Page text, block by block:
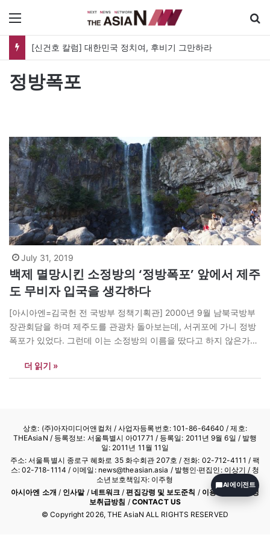
[신건호 칼럼] 대한민국 정치여, 후비기 그만하라
정방폭포
July 31, 2019
백제 멸망시킨 소정방의 ‘정방폭포’ 앞에서 제주
도 무비자 입국을 생각하다
[아시아엔=김국헌 전 국방부 정책기획관] 2000년 9월 남북국방부
장관회담을 하며 제주도를 관광차 돌아보는데, 서귀포에 가니 정방
폭포가 있었다. 그런데 이는 소정방의 이름을 땄다고 하지 않은가?
소정방이 부여에 평제탑을 세웠는데 제주도까지 눈독을 들였다니
모골毛骨이 송연悚然하다. 여름에 태풍이 오면 제주도 앞바다에서
더 읽기 »
상호: (주)아자미디어앤컬처 /사업자등록번호: 101-86-64640 / 제호:
THEAsiaN / 등록정보: 서울특별시 아01771 / 등록일: 2011년 9월 6일 / 발행
일: 2011년 11월 11일
주소: 서울특별시 종로구 혜화로 35 화수회관 207호 / 전화: 02-712-4111 / 팩
스: 02-718-1114 / 이메일: news@theasian.asia / 발행인·편집인: 이상기 / 청
소년보호책임자: 이주형
아시아엔 소개 / 인사말/ 네트워크 /편집강령 및 보도준칙 / 이용약관
개인정
보취급방침 / CONTACT US
© Copyright 2026, THE AsiaN ALL RIGHTS RESERVED
AI 에이전트